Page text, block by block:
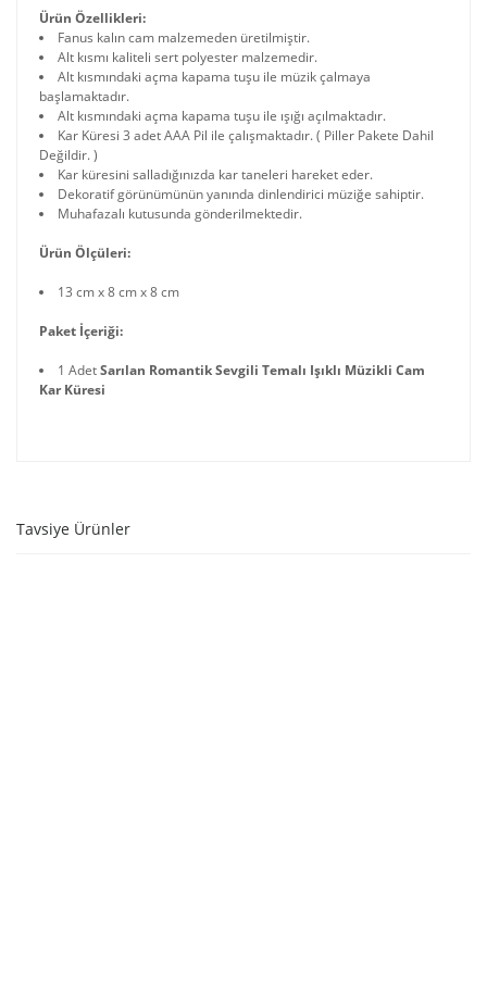
Ürün Özellikleri:
Fanus kalın cam malzemeden üretilmiştir.
Alt kısmı kaliteli sert polyester malzemedir.
Alt kısmındaki açma kapama tuşu ile müzik çalmaya
başlamaktadır.
Alt kısmındaki açma kapama tuşu ile ışığı açılmaktadır.
Kar Küresi 3 adet AAA Pil ile çalışmaktadır. ( Piller Pakete Dahil
Değildir. )
Kar küresini salladığınızda kar taneleri hareket eder.
Dekoratif görünümünün yanında dinlendirici müziğe sahiptir.
Muhafazalı kutusunda gönderilmektedir.
Ürün Ölçüleri:
13 cm x 8 cm x 8 cm
Paket İçeriği:
1 AdetSarılan Romantik Sevgili Temalı Işıklı Müzikli Cam
Kar Küresi
Tavsiye Ürünler